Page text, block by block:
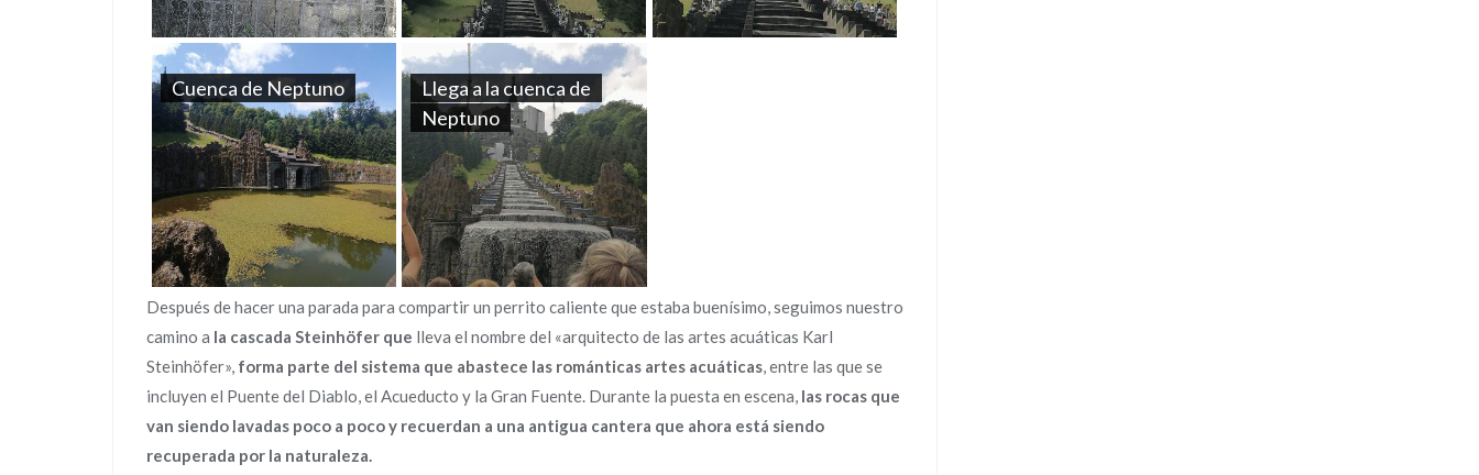
Cuenca de Neptuno
Llega a la cuenca de
Neptuno
Después de hacer una parada para compartir un perrito caliente que estaba buenísimo, seguimos nuestro
camino a la cascada Steinhöfer que lleva el nombre del «arquitecto de las artes acuáticas Karl
Steinhöfer», forma parte del sistema que abastece las románticas artes acuáticas, entre las que se
incluyen el Puente del Diablo, el Acueducto y la Gran Fuente. Durante la puesta en escena, las rocas que
van siendo lavadas poco a poco y recuerdan a una antigua cantera que ahora está siendo
recuperada por la naturaleza.